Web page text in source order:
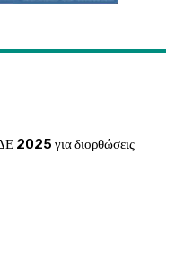
2025 για διορθώσεις